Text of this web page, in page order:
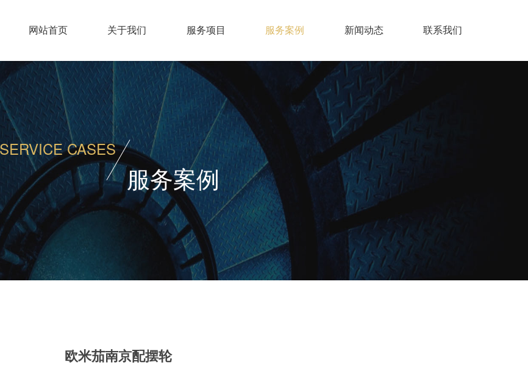
网站首页 关于我们 服务项目 服务案例 新闻动态 联系我们
SERVICE CASES
服务案例
欧米茄南京配摆轮